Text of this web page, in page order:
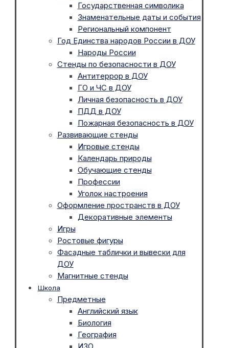
Государственная символика
Знаменательные даты и события
Региональный компонент
Год Единства народов России в ДОУ
Народы России
Стенды по безопасности в ДОУ
Антитеррор в ДОУ
ГО и ЧС в ДОУ
Личная безопасность в ДОУ
ПДД в ДОУ
Пожарная безопасность в ДОУ
Развивающие стенды
Игровые стенды
Календарь природы
Обучающие стенды
Профессии
Уголок настроения
Оформление пространств в ДОУ
Декоративные элементы
Игры
Ростовые фигуры
Фасадные таблички и вывески для
ДОУ
Магнитные стенды
Школа
Предметные
Английский язык
Биология
География